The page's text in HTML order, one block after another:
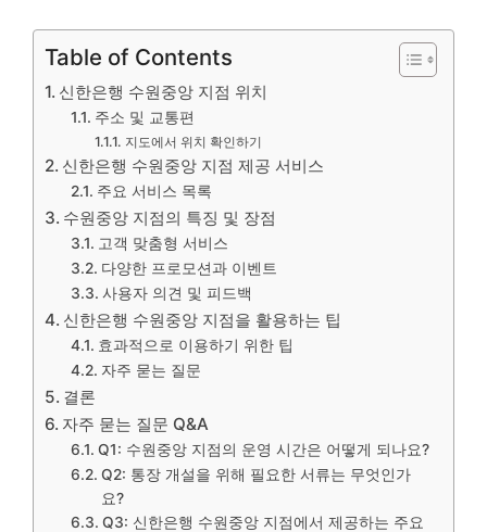
Table of Contents
신한은행 수원중앙 지점 위치
주소 및 교통편
지도에서 위치 확인하기
신한은행 수원중앙 지점 제공 서비스
주요 서비스 목록
수원중앙 지점의 특징 및 장점
고객 맞춤형 서비스
다양한 프로모션과 이벤트
사용자 의견 및 피드백
신한은행 수원중앙 지점을 활용하는 팁
효과적으로 이용하기 위한 팁
자주 묻는 질문
결론
자주 묻는 질문 Q&A
Q1: 수원중앙 지점의 운영 시간은 어떻게 되나요?
Q2: 통장 개설을 위해 필요한 서류는 무엇인가
요?
Q3: 신한은행 수원중앙 지점에서 제공하는 주요